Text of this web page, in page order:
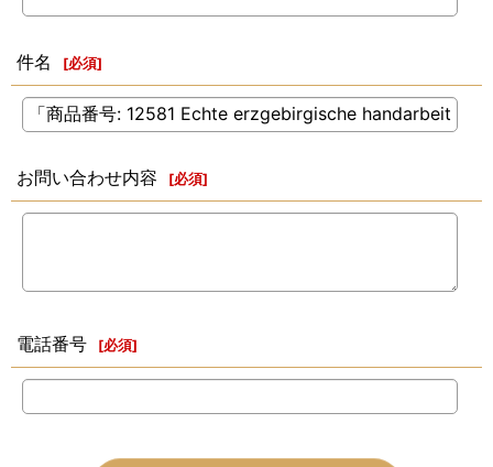
件名 [必須]
お問い合わせ内容 [必須]
電話番号 [必須]